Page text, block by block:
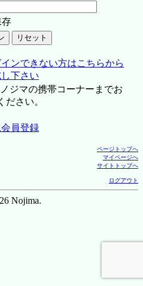
存
ンできない方はこちらから
下さい
ジマの携帯コーナーまでお
ださい。
員登録
ページトップへ
マイページへ
サイトトップへ
ログアウト
Nojima.